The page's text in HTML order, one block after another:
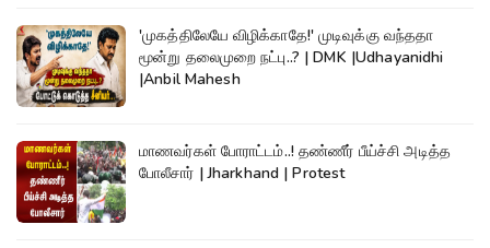
'முகத்திலேயே விழிக்காதே!' முடிவுக்கு வந்ததா
மூன்று தலைமுறை நட்பு..? | DMK |Udhayanidhi
|Anbil Mahesh
மாணவர்கள் போராட்டம்..! தண்ணீர் பீய்ச்சி அடித்த
போலீசார் | Jharkhand | Protest